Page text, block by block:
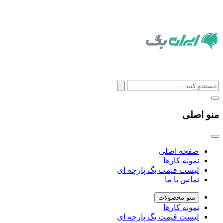
منو اصلی
صفحه اصلی
نمونه کارها
لیست قیمت بگ پارچه ای
تماس با ما
منو محصولات
نمونه کارها
لیست قیمت بگ پارچه ای